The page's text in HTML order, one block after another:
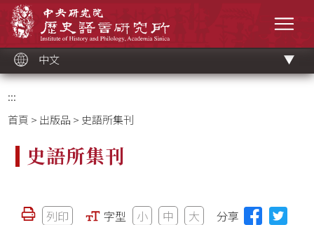
中文
:::
首頁 > 出版品 > 史語所集刊
史語所集刊
列印 字型 小 中 大 分享